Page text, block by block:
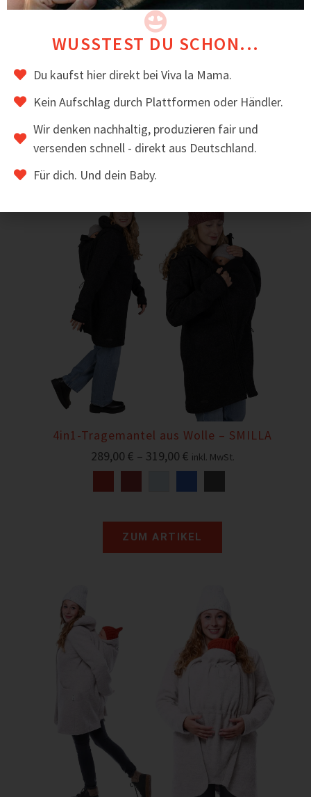
⭐ Mamas schätzen an PEVE besonders, dass er als
Soloweste, aber auch als Layer unter Jacken super
funktioniert.
Das könnte dir auch gefallen
4in1-Tragemantel aus Wolle – SMILLA
289,00 € – 319,00 € inkl. MwSt.
ZUM ARTIKEL
WUSSTEST DU SCHON...
Du kaufst hier direkt bei Viva la Mama.
Kein Aufschlag durch Plattformen oder Händler.
Wir denken nachhaltig, produzieren fair und
versenden schnell - direkt aus Deutschland.
Für dich. Und dein Baby.